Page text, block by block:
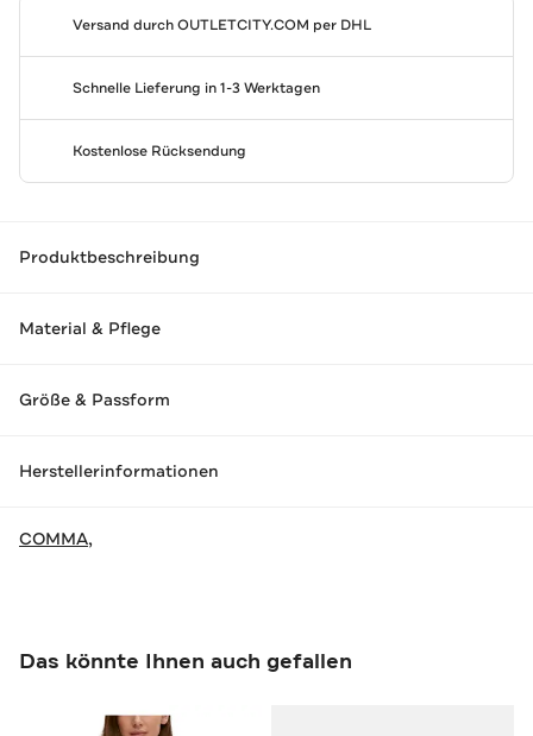
Versand durchOUTLETCITY.COM per DHL
Schnelle Lieferung in 1-3 Werktagen
Kostenlose Rücksendung
Produktbeschreibung
Material & Pflege
Größe & Passform
Herstellerinformationen
COMMA,
Das könnte Ihnen auch gefallen